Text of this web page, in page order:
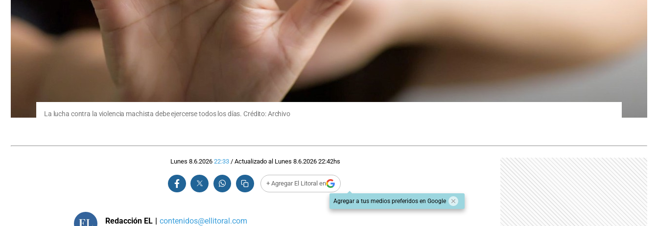
La lucha contra la violencia machista debe ejercerse todos los días. Crédito: Archivo
Lunes 8.6.2026 22:33/ Actualizado al Lunes 8.6.2026 22:42hs
+ Agregar El Litoral en
Agregar a tus medios preferidos en Google
Redacción EL | contenidos@ellitoral.com